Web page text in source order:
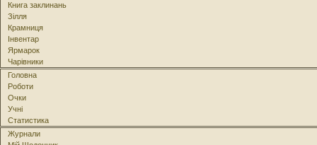
Книга заклинань
Зілля
Крамниця
Інвентар
Ярмарок
Чарівники
Головна
Роботи
Очки
Учні
Статистика
Журнали